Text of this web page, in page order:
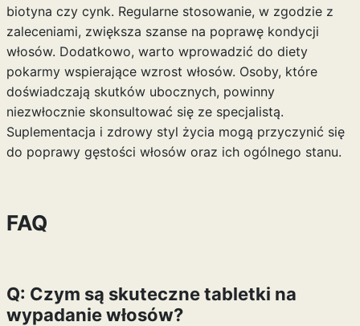
biotyna czy cynk. Regularne stosowanie, w zgodzie z
zaleceniami, zwiększa szanse na poprawę kondycji
włosów. Dodatkowo, warto wprowadzić do diety
pokarmy wspierające wzrost włosów. Osoby, które
doświadczają skutków ubocznych, powinny
niezwłocznie skonsultować się ze specjalistą.
Suplementacja i zdrowy styl życia mogą przyczynić się
do poprawy gęstości włosów oraz ich ogólnego stanu.
FAQ
Q: Czym są skuteczne tabletki na
wypadanie włosów?